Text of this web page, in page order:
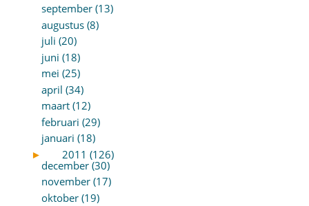
september (13)
augustus (8)
juli (20)
juni (18)
mei (25)
april (34)
maart (12)
februari (29)
januari (18)
►
2011 (126)
december (30)
november (17)
oktober (19)